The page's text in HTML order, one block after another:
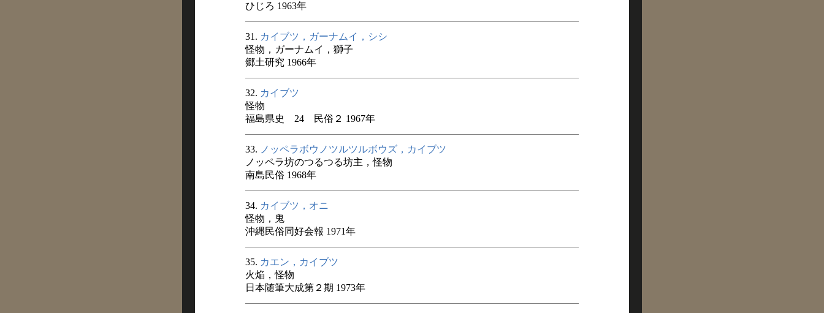
ひじろ 1963年
31. カイブツ，ガーナムイ，シシ
怪物，ガーナムイ，獅子
郷土研究 1966年
32. カイブツ
怪物
福島県史 24 民俗２ 1967年
33. ノッペラボウノツルツルボウズ，カイブツ
ノッペラ坊のつるつる坊主，怪物
南島民俗 1968年
34. カイブツ，オニ
怪物，鬼
沖縄民俗同好会報 1971年
35. カエン，カイブツ
火焔，怪物
日本随筆大成第２期 1973年